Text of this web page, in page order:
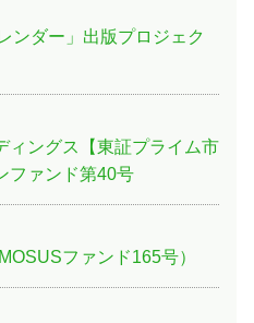
ンダー」出版プロジェク
ィングス【東証プライム市
ファンド第40号
ファンド165号）